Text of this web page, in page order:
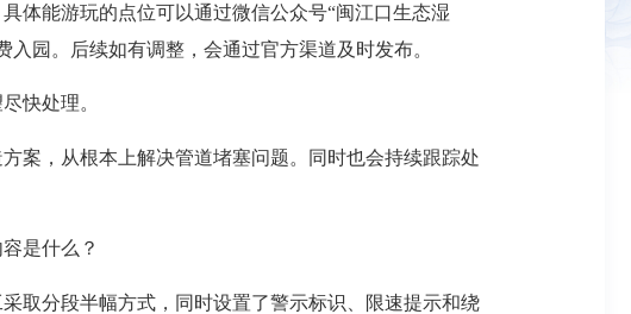
体能游玩的点位可以通过微信公众号“闽江口生态湿
园。后续如有调整，会通过官方渠道及时发布。
快处理。
案，从根本上解决管道堵塞问题。同时也会持续跟踪处
是什么？
取分段半幅方式，同时设置了警示标识、限速提示和绕